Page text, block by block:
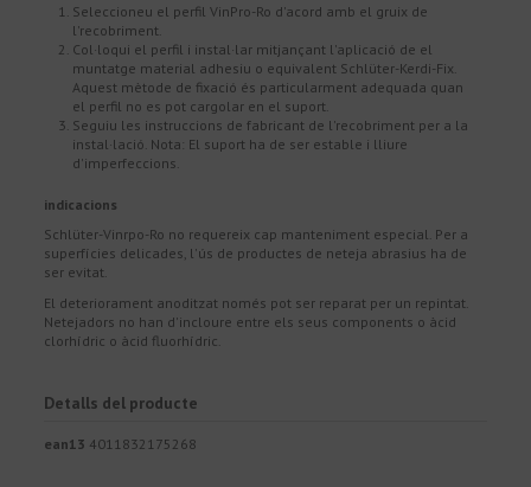
Seleccioneu el perfil VinPro-Ro d'acord amb el gruix de
l'recobriment.
Col·loqui el perfil i instal·lar mitjançant l'aplicació de el
muntatge material adhesiu o equivalent Schlüter-Kerdi-Fix.
Aquest mètode de fixació és particularment adequada quan
el perfil no es pot cargolar en el suport.
Seguiu les instruccions de fabricant de l'recobriment per a la
instal·lació. Nota: El suport ha de ser estable i lliure
d'imperfeccions.
indicacions
Schlüter-Vinrpo-Ro no requereix cap manteniment especial. Per a
superfícies delicades, l'ús de productes de neteja abrasius ha de
ser evitat.
El deteriorament anoditzat només pot ser reparat per un repintat.
Netejadors no han d'incloure entre els seus components o àcid
clorhídric o àcid fluorhídric.
Detalls del producte
ean13 4011832175268